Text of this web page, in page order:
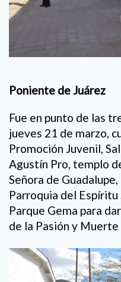
Poniente de Juárez
Fue en punto de las
jueves 21 de marzo,
Promoción Juvenil,
Agustín Pro, templo
Señora de
Parroquia del
Parque Gema para
de la Pasión y Muerte